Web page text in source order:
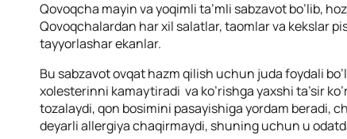
Qovoqcha mayin va yoqimli ta’mli sabzavot bo’lib,
Qovoqchalardan har xil salatlar, taomlar va kekslar
tayyorlashar ekanlar.
Bu sabzavot ovqat hazm qilish uchun juda foydali
xolesterinni kamaytiradi va ko’rishga yaxshi ta’sir
tozalaydi, qon bosimini pasayishiga yordam beradi,
deyarli allergiya chaqirmaydi, shuning uchun u